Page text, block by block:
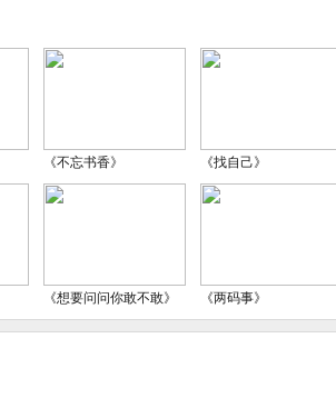
《不忘书香》 《找自己》
《想要问问你敢不敢》 《两码事》